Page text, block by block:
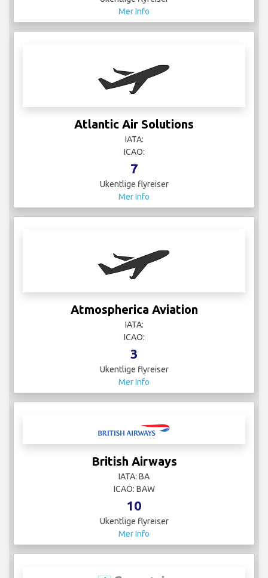
Mer Info
Atlantic Air Solutions
IATA:
ICAO:
7
Ukentlige flyreiser
Mer Info
Atmospherica Aviation
IATA:
ICAO:
3
Ukentlige flyreiser
Mer Info
British Airways
IATA: BA
ICAO: BAW
10
Ukentlige flyreiser
Mer Info